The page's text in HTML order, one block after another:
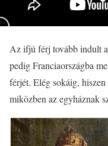
Az ifjú férj tovább indult
pedig Franciaországba
férjét. Elég sokáig, hiszen
miközben az egyháznak